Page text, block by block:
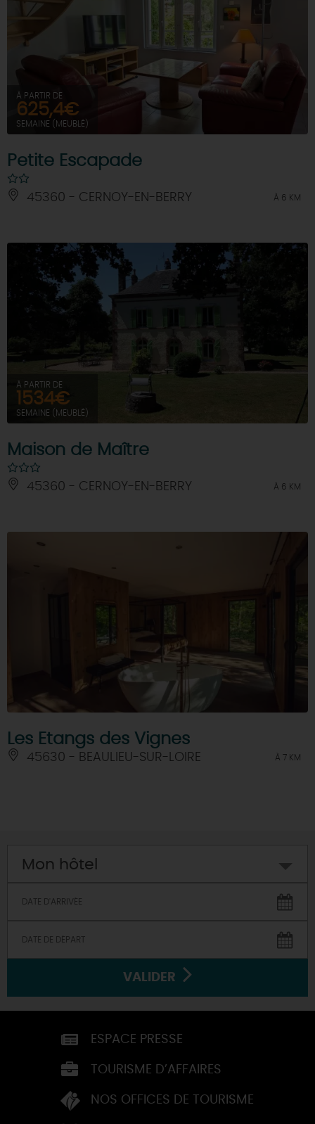
À PARTIR DE
625,4€
SEMAINE (MEUBLÉ)
Petite Escapade
45360 - CERNOY-EN-BERRY À 6 KM
À PARTIR DE
1534€
SEMAINE (MEUBLÉ)
Maison de Maître
45360 - CERNOY-EN-BERRY À 6 KM
Les Etangs des Vignes
45630 - BEAULIEU-SUR-LOIRE À 7 KM
Mon hôtel
VALIDER
ESPACE PRESSE
TOURISME D’AFFAIRES
NOS OFFICES DE TOURISME